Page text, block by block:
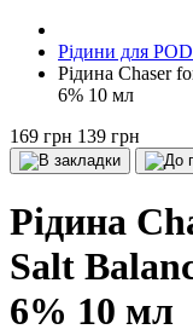
Рідини для
Рідина Chaser
6% 10 мл
169 грн 139 грн
Рідина
Salt
6% 10 мл